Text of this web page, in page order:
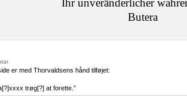
Ihr unveränderlicher
Butera
er med Thorvaldsens hånd tilføjet:
trøg[?] at forette.”